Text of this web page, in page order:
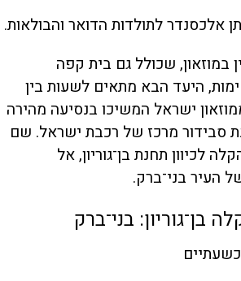
אלכסנדר לתולדות הדואר והבולאות.
במוזאון, שכולל גם בית קפה
היעד הבא מתאים לשעות בין
ישראל המשיכו בנסיעה מהירה
סבידור מרכז של רכבת ישראל. שם
לכיוון תחנת בן־גוריון, אל
העיר בני־ברק.
בן־גוריון: בני־ברק